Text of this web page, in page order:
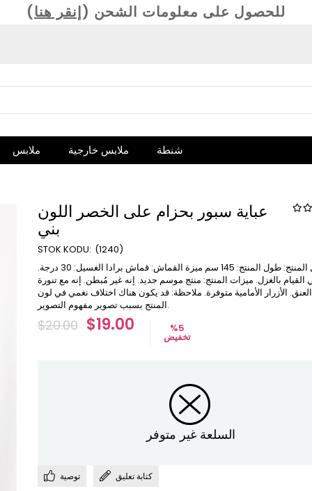
(للحصول على معلومات الشحن (إنقر هنا
ملابس ملابس خارجية شنطة
عباية سبور بحزام على الخصر اللون
بني
(1240)
تفاصيل المنتج: طول المنتج: 145 سم ميزة القماش: قماش برادا الغسيل: 30 درجة.
القيام بالغزل. ميزات المنتج: منتج موسم جديد. إنه غير مُبطن. إنه مع تنورة
الأزرار الأمامية متوفرة. ملاحظة: قد يكون هناك اختلاف نغمي في لون
المنتج بسبب تصوير مفهوم التصوير.
$20.00 $19.00 %5
تخفيض
السلعة غير متوفر
توصية كتابة تعليق